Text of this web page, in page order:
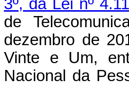
3º, da Lei nº
de
dezembro de
Vinte e Um,
Nacional da